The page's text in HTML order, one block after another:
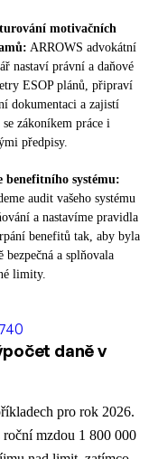
motivačních
ARROWS advokátní
nastaví právní a daňové
ESOP plánů, připraví
dokumentaci a zajistí
se zákoníkem práce i
předpisy.
benefitního systému:
audit vašeho systému
a nastavíme pravidla
benefitů tak, aby byla
bezpečná a splňovala
limity.
daně v
pro rok 2026.
roční mzdou 1 800 000